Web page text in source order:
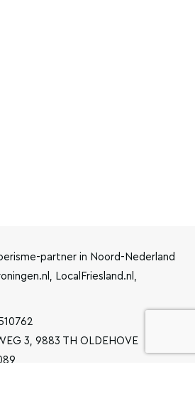
partner in Noord-Nederland
LocalFriesland.nl,
3, 9883 TH OLDEHOVE